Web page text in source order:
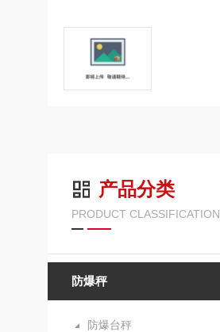
产品分类
PRODUCT CLASSIFICATION
防爆秤
防爆台秤